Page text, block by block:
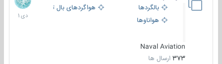
بالگردها
هواگردهای بال ثابت
هواناوها
Naval Aviation
373 ارسال ها
دی
1401